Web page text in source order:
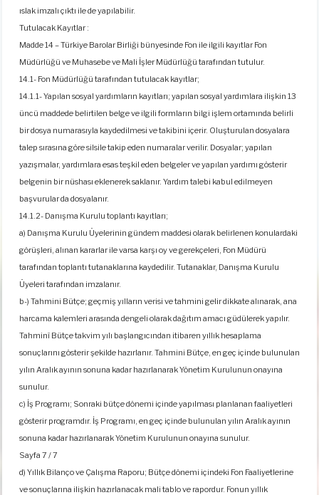
ıslak imzalı çıktı ile de yapılabilir.
Tutulacak Kayıtlar :
Madde 14 – Türkiye Barolar Birliği bünyesinde Fon ile ilgili kayıtlar Fon
Müdürlüğü ve Muhasebe ve Mali İşler Müdürlüğü tarafından tutulur.
14.1- Fon Müdürlüğü tarafından tutulacak kayıtlar;
14.1.1- Yapılan sosyal yardımların kayıtları; yapılan sosyal yardımlara ilişkin 13
üncü maddede belirtilen belge ve ilgili formların bilgi işlem ortamında belirli
bir dosya numarasıyla kaydedilmesi ve takibini içerir. Oluşturulan dosyalara
talep sırasına göre silsile takip eden numaralar verilir. Dosyalar; yapılan
yazışmalar, yardımlara esas teşkil eden belgeler ve yapılan yardımı gösterir
belgenin bir nüshası eklenerek saklanır. Yardım talebi kabul edilmeyen
başvurular da dosyalanır.
14.1.2- Danışma Kurulu toplantı kayıtları;
a) Danışma Kurulu Üyelerinin gündem maddesi olarak belirlenen konulardaki
görüşleri, alınan kararlar ile varsa karşı oy ve gerekçeleri, Fon Müdürü
tarafından toplantı tutanaklarına kaydedilir. Tutanaklar, Danışma Kurulu
Üyeleri tarafından imzalanır.
b-) Tahmini Bütçe; geçmiş yılların verisi ve tahmini gelir dikkate alınarak, ana
harcama kalemleri arasında dengeli olarak dağıtım amacı güdülerek yapılır.
Tahminî Bütçe takvim yılı başlangıcından itibaren yıllık hesaplama
sonuçlarını gösterir şekilde hazırlanır. Tahmini Bütçe, en geç içinde bulunulan
yılın Aralık ayının sonuna kadar hazırlanarak Yönetim Kurulunun onayına
sunulur.
c) İş Programı; Sonraki bütçe dönemi içinde yapılması planlanan faaliyetleri
gösterir programdır. İş Programı, en geç içinde bulunulan yılın Aralık ayının
sonuna kadar hazırlanarak Yönetim Kurulunun onayına sunulur.
Sayfa 7 / 7
d) Yıllık Bilanço ve Çalışma Raporu; Bütçe dönemi içindeki Fon Faaliyetlerine
ve sonuçlarına ilişkin hazırlanacak mali tablo ve rapordur. Fonun yıllık